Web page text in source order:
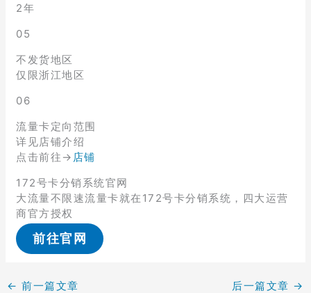
2年
05
不发货地区
仅限浙江地区
06
流量卡定向范围
详见店铺介绍
点击前往→ 店铺
172号卡分销系统官网
大流量不限速流量卡就在172号卡分销系统，四大运营
商官方授权
前往官网
← 前一篇文章 后一篇文章 →